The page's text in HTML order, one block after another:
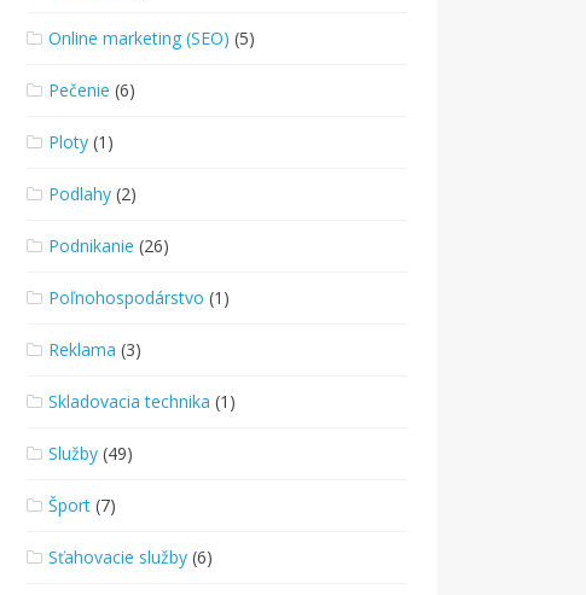
Online marketing (SEO) (5)
Pečenie (6)
Ploty (1)
Podlahy (2)
Podnikanie (26)
Poľnohospodárstvo (1)
Reklama (3)
Skladovacia technika (1)
Služby (49)
Šport (7)
Sťahovacie služby (6)